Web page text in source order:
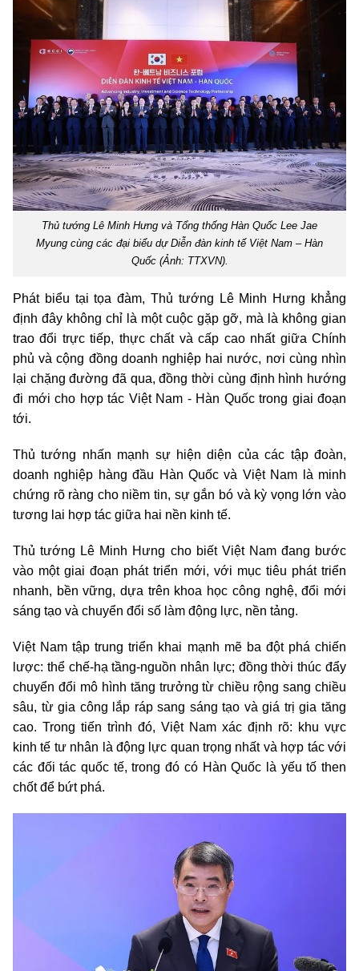
Thủ tướng Lê Minh Hưng và Tổng thống Hàn Quốc Lee Jae
Myung cùng các đại biểu dự Diễn đàn kinh tế Việt Nam – Hàn
Quốc (Ảnh: TTXVN).
Phát biểu tại tọa đàm, Thủ tướng Lê Minh Hưng khẳng
định đây không chỉ là một cuộc gặp gỡ, mà là không gian
trao đổi trực tiếp, thực chất và cấp cao nhất giữa Chính
phủ và cộng đồng doanh nghiệp hai nước, nơi cùng nhìn
lại chặng đường đã qua, đồng thời cùng định hình hướng
đi mới cho hợp tác Việt Nam - Hàn Quốc trong giai đoạn
tới.
Thủ tướng nhấn mạnh sự hiện diện của các tập đoàn,
doanh nghiệp hàng đầu Hàn Quốc và Việt Nam là minh
chứng rõ ràng cho niềm tin, sự gắn bó và kỳ vọng lớn vào
tương lai hợp tác giữa hai nền kinh tế.
Thủ tướng Lê Minh Hưng cho biết Việt Nam đang bước
vào một giai đoạn phát triển mới, với mục tiêu phát triển
nhanh, bền vững, dựa trên khoa học công nghệ, đổi mới
sáng tạo và chuyển đổi số làm động lực, nền tảng.
Việt Nam tập trung triển khai mạnh mẽ ba đột phá chiến
lược: thể chế-hạ tầng-nguồn nhân lực; đồng thời thúc đẩy
chuyển đổi mô hình tăng trưởng từ chiều rộng sang chiều
sâu, từ gia công lắp ráp sang sáng tạo và giá trị gia tăng
cao. Trong tiến trình đó, Việt Nam xác định rõ: khu vực
kinh tế tư nhân là động lực quan trọng nhất và hợp tác với
các đối tác quốc tế, trong đó có Hàn Quốc là yếu tố then
chốt để bứt phá.